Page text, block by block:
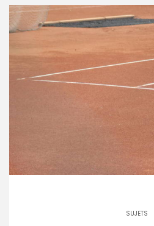
SUJETS